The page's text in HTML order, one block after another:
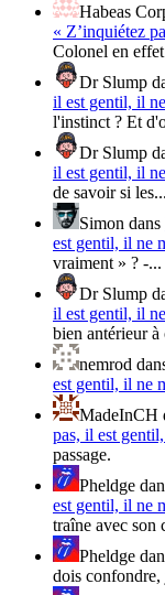
Habeas
« Z’inquiétez
Colonel en effet
Dr Slump
il est gentil, il
l'instinct ? Et
Dr Slump
il est gentil, il
de savoir si les...
Simon dans
est gentil, il ne
vraiment » ? -...
Dr Slump
il est gentil, il
bien antérieur à
nemrod
est gentil, il ne
MadeInCH
pas, il est
passage.
Pheldge
est gentil, il ne
traîne avec son
Pheldge
dois confondre,